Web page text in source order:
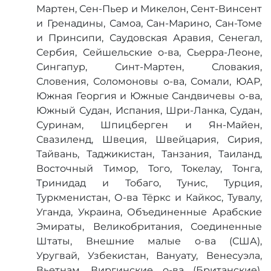
Мартен, Сен-Пьер и Микелон, Сент-Винсент
и Гренадины, Самоа, Сан-Марино, Сан-Томе
и Принсипи, Саудовская Аравия, Сенегал,
Сербия, Сейшельские о-ва, Сьерра-Леоне,
Сингапур, Синт-Мартен, Словакия,
Словения, Соломоновы о-ва, Сомали, ЮАР,
Южная Георгия и Южные Сандвичевы о-ва,
Южный Судан, Испания, Шри-Ланка, Судан,
Суринам, Шпицберген и Ян-Майен,
Свазиленд, Швеция, Швейцария, Сирия,
Тайвань, Таджикистан, Танзания, Таиланд,
Восточный Тимор, Того, Токелау, Тонга,
Тринидад и Тобаго, Тунис, Турция,
Туркменистан, О-ва Тёркс и Кайкос, Тувалу,
Уганда, Украина, Объединенные Арабские
Эмираты, Великобритания, Соединенные
Штаты, Внешние малые о-ва (США),
Уругвай, Узбекистан, Вануату, Венесуэла,